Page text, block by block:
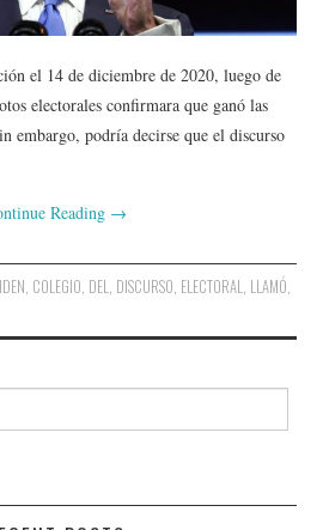
el 14 de diciembre de 2020, luego de
electorales confirmara que ganó las
embargo, podría decirse que el discurso
Reading →
, COLEGIO, DEL, DISCURSO, ELECTORAL, LLAMÓ,